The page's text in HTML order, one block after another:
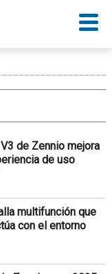
de Zennio mejora
de uso
multifunción que
con el entorno